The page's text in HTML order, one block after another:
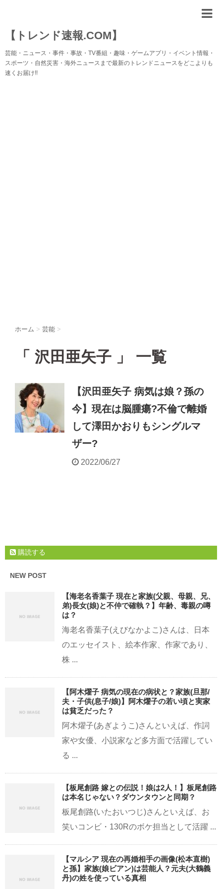
【トレンド速報.COM】
芸能・ニュース・事件・事故・TV番組・趣味・ゲームアプリ・イベント情報・
スポーツ・自然災害・海外ニュースまで最新のトレンドニュースをどこよりも
速くお届け!!
ホーム > 芸能 >
「 沢田亜矢子 」 一覧
【沢田亜矢子 病気は娘？孫の
今】現在は脳腫瘍?不倫で離婚
して澤田かおりもシングルマ
ザー?
2022/06/27
購読する
NEW POST
【海老名香葉子 現在と家族(父親、母親、兄、
弟)長女(娘)と不仲で確執？】年齢、毒親の噂
は？
海老名香葉子(えびなかよこ)さんは、日本
のエッセイスト、絵本作家、作家であり、
株 ...
【阿木燿子 病気の現在の病状と？家族(旦那/
夫・子供(息子/娘)】阿木燿子の若い頃と実家
は貧乏だった？
阿木燿子(あぎようこ)さんといえば、作詞
家や女優、小説家など多方面で活躍してい
る ...
【板尾創路 嫁との伝説！娘は2人！】板尾創路
は本名じゃない？ダウンタウンと同期？
板尾創路(いたおいつじ)さんといえば、お
笑いコンビ・130Rのボケ担当として活躍 ...
【マルシア 現在の再婚相手の画像(松本直樹)
と孫】家族(娘ビアン)は芸能人？元夫(大鶴義
丹)の姓を使っている真相